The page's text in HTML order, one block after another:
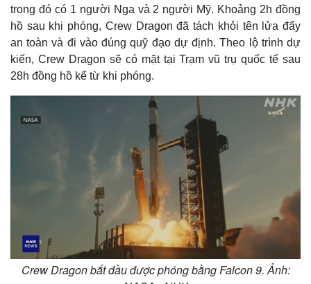
Thế giới
Cuộc sống đó đây
Multimedia
Ảnh
n
g
i
trong đó có 1 người Nga và 2 người Mỹ. Khoảng 2h đồng
hồ sau khi phóng, Crew Dragon đã tách khỏi tên lửa đẩy
an toàn và đi vào đúng quỹ đạo dự định. Theo lộ trình dự
kiến, Crew Dragon sẽ có mặt tại Trạm vũ trụ quốc tế sau
28h đồng hồ kể từ khi phóng.
Crew Dragon bắt đầu được phóng bằng Falcon 9. Ảnh: